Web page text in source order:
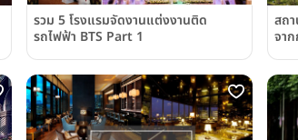
รวม 5 โรงแรมจัดงานแต่งงานติด
รถไฟฟ้า BTS Part 1
สถ
จา